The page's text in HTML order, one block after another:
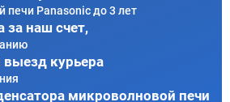
печи Panasonic до 3 лет
за наш счет,
курьера
микроволновой печи